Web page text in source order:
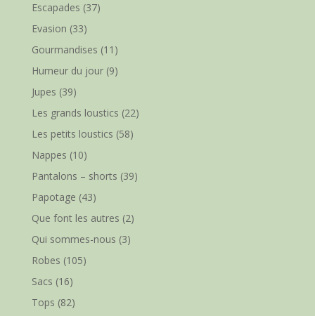
Escapades (37)
Evasion (33)
Gourmandises (11)
Humeur du jour(9)
Jupes (39)
Les grands loustics (22)
Les petits loustics (58)
Nappes (10)
Pantalons – shorts (39)
Papotage (43)
Que font les autres (2)
Qui sommes-nous (3)
Robes (105)
Sacs (16)
Tops (82)